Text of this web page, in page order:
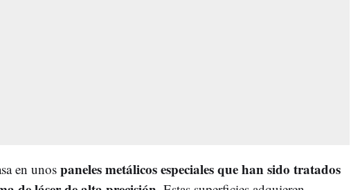
en unospaneles metálicos especiales que han sido tratados